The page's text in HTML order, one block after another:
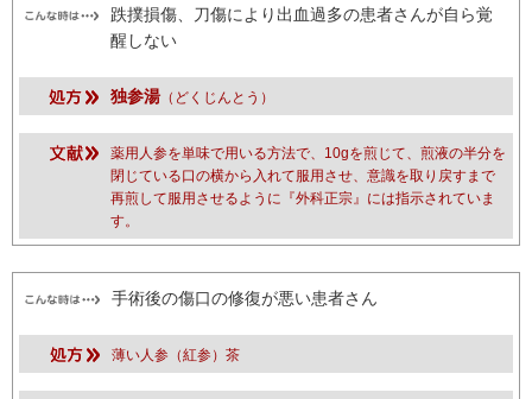
跌撲損傷、刀傷により出血過多の患者さんが自ら覚
醒しない
独参湯 （どくじんとう）
薬用人参を単味で用いる方法で、10gを煎じて、煎液の半分を
閉じている口の横から入れて服用させ、意識を取り戻すまで
再煎して服用させるように『外科正宗』には指示されていま
す。
手術後の傷口の修復が悪い患者さん
薄い人参（紅参）茶